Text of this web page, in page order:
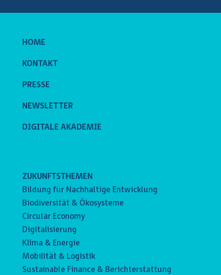
HOME
KONTAKT
PRESSE
NEWSLETTER
DIGITALE AKADEMIE
ZUKUNFTSTHEMEN
Bildung für Nachhaltige Entwicklung
Biodiversität & Ökosysteme
Circular Economy
Digitalisierung
Klima & Energie
Mobilität & Logistik
Sustainable Finance & Berichterstattung